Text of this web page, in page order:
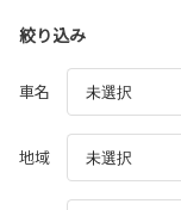
絞り込み
車名
地域